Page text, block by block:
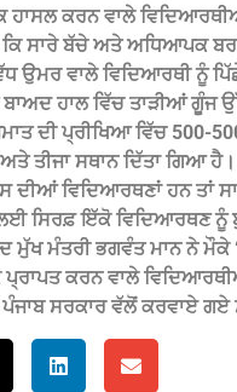
ਹਾਸਲ ਕਰਨ ਵਾਲੇ
ਕਿ ਸਾਰੇ ਬੱਚੇ ਅਤੇ ਅਧਿਆਪਕ
ਉਮਰ ਵਾਲੇ ਵਿਦਿਆਰਥੀ ਨੂੰ
ਹਾਲ ਵਿੱਚ ਤਾੜੀਆਂ
ਦੀ ਪ੍ਰੀਖਿਆ ਵਿੱਚ 500-
ਅਤੇ ਤੀਜਾ ਸਥਾਨ ਦਿੱਤਾ
ਵਿਦਿਆਰਥਣਾਂ ਹਨ ਤਾਂ
ਲਈ ਸਿਰਫ਼ ਇੱਕੋ ਵਿਦਿਆਰਥਣ
ਮੁੱਖ ਮੰਤਰੀ ਭਗਵੰਤ ਮਾਨ ਨੇ ਮੌਕੇ
ਕਰਨ ਵਾਲੇ
ਸਰਕਾਰ ਵੱਲੋਂ ਕਰਵਾਏ ਗਏ